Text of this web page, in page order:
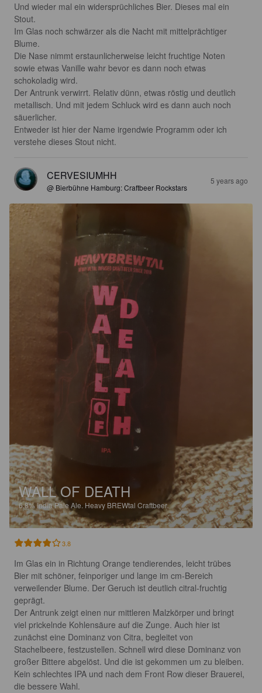
Und wieder mal ein widersprüchliches Bier. Dieses mal ein
Stout.
Im Glas noch schwärzer als die Nacht mit mittelprächtiger
Blume.
Die Nase nimmt erstaunlicherweise leicht fruchtige Noten
sowie etwas Vanille wahr bevor es dann noch etwas
schokoladig wird.
Der Antrunk verwirrt. Relativ dünn, etwas röstig und deutlich
metallisch. Und mit jedem Schluck wird es dann auch noch
säuerlicher.
Entweder ist hier der Name irgendwie Programm oder ich
verstehe dieses Stout nicht.
CERVESIUMHH
@ Bierbühne Hamburg: Craftbeer Rockstars
5 years ago
WALL OF DEATH
6.8%India Pale Ale. Heavy BREWtal Craftbeer.
3.8
Im Glas ein in Richtung Orange tendierendes, leicht trübes
Bier mit schöner, feinporiger und lange im cm-Bereich
verweilender Blume. Der Geruch ist deutlich citral-fruchtig
geprägt.
Der Antrunk zeigt einen nur mittleren Malzkörper und bringt
viel prickelnde Kohlensäure auf die Zunge. Auch hier ist
zunächst eine Dominanz von Citra, begleitet von
Stachelbeere, festzustellen. Schnell wird diese Dominanz von
großer Bittere abgelöst. Und die ist gekommen um zu bleiben.
Kein schlechtes IPA und nach dem Front Row dieser Brauerei,
die bessere Wahl.